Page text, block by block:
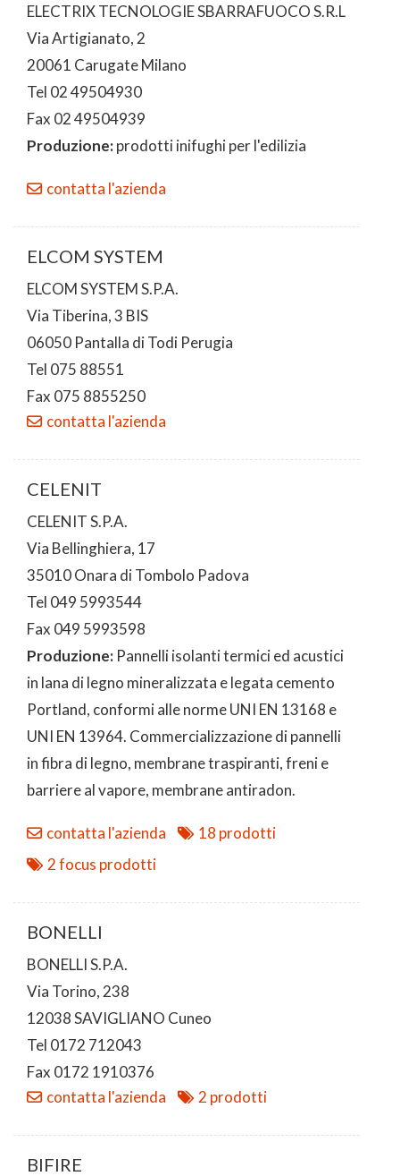
ELECTRIX TECNOLOGIE SBARRAFUOCO S.R.L
Via Artigianato, 2
20061 Carugate Milano
Tel 02 49504930
Fax 02 49504939
Produzione:prodotti inifughi per l'edilizia
contatta l'azienda
ELCOM SYSTEM
ELCOM SYSTEM S.P.A.
Via Tiberina, 3 BIS
06050 Pantalla di Todi Perugia
Tel 075 88551
Fax 075 8855250
contatta l'azienda
CELENIT
CELENIT S.P.A.
Via Bellinghiera, 17
35010 Onara di Tombolo Padova
Tel 049 5993544
Fax 049 5993598
Produzione: Pannelli ​isolanti termici ed acustici
in lana di legno mineralizzata e legata cemento
Portland, conformi alle norme UNI EN 13​168 e
UNI EN 13964. ​Commercializzazione di pannelli
in fibra di legno, membrane traspiranti, freni e
barriere al vapore, membrane antiradon.​
contatta l'azienda
18 prodotti
2 focus prodotti
BONELLI
BONELLI S.P.A.
Via Torino, 238
12038 SAVIGLIANO Cuneo
Tel 0172 712043
Fax 0172 1910376
contatta l'azienda
2 prodotti
BIFIRE